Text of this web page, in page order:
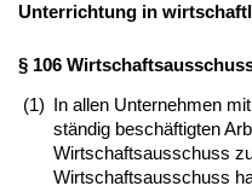
Unterrichtung in
§ 106
(1) In allen Unternehmen
ständig beschäftigten
Wirtschaftsausschuss
Wirtschaftsausschuss